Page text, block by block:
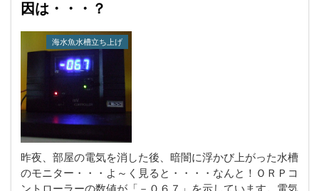
因は・・・？
海水魚水槽立ち上げ
昨夜、部屋の電気を消した後、暗闇に浮かび上がった水槽
のモニター・・・よ～く見ると・・・・なんと！ＯＲＰコ
ントローラーの数値が「－０６７」を示しています。電気